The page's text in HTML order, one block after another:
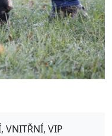
VNITŘNÍ, VIP